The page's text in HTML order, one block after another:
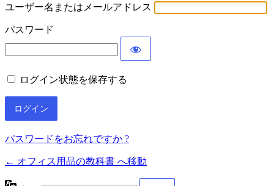
ユーザー名またはメールアドレス
パスワード
ログイン状態を保存する
パスワードをお忘れですか ?
← オフィス用品の教科書 へ移動